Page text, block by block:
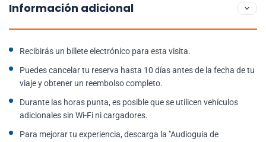
Información adicional
Recibirás un billete electrónico para esta visita.
Puedes cancelar tu reserva hasta 10 días antes de la fecha de tu
viaje y obtener un reembolso completo.
Durante las horas punta, es posible que se utilicen vehículos
adicionales sin Wi-Fi ni cargadores.
Para mejorar tu experiencia, descarga la "Audioguía de